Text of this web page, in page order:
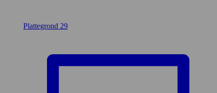
Plattegrond 29